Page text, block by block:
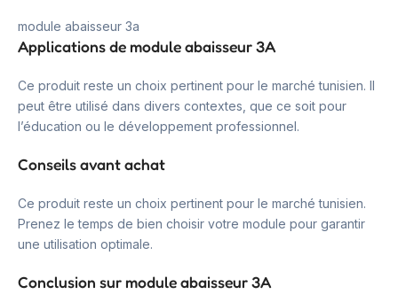
module abaisseur 3a
Applications de module abaisseur 3A
Ce produit reste un choix pertinent pour le marché tunisien. Il
peut être utilisé dans divers contextes, que ce soit pour
l’éducation ou le développement professionnel.
Conseils avant achat
Ce produit reste un choix pertinent pour le marché tunisien.
Prenez le temps de bien choisir votre module pour garantir
une utilisation optimale.
Conclusion sur module abaisseur 3A